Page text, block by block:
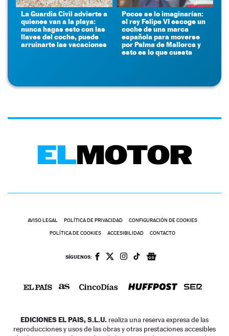
La Guardia Civil advierte a
quienes van a la playa:
nunca hagas esto con las
llaves del coche, puede
arruinarte las vacaciones
Pocos se lo imaginarían:
el rey Felipe VI escoge un
coche de una marca
española para moverse
por Palma de Mallorca y
esto es lo que cuesta
AVISO LEGAL POLÍTICA DE PRIVACIDAD CONFIGURACIÓN DE COOKIES
POLÍTICA DE COOKIES ACCESIBILIDAD CONTACTO
SÍGUENOS:
EDICIONES EL PAIS, S.L.U. realiza una reserva expresa de las
reproducciones y usos de las obras y otras prestaciones accesibles